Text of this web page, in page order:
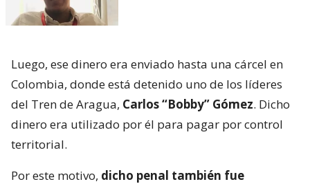
Luego, ese dinero era enviado hasta una cárcel en
Colombia, donde está detenido uno de los líderes
del Tren de Aragua, Carlos “Bobby” Gómez. Dicho
dinero era utilizado por él para pagar por control
territorial.
Por este motivo, dicho penal también fue